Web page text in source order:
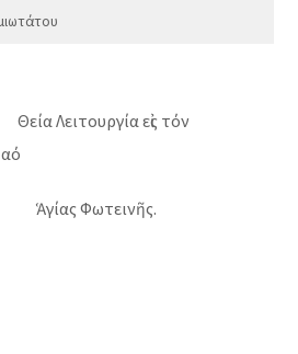
Λειτουργία εἰς τόν
Ἁγίας Φωτεινῆς.